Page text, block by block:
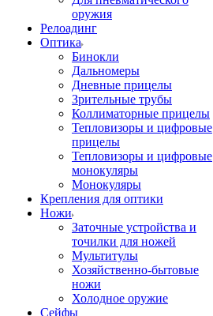
оружия
Релоадинг
Оптика
Бинокли
Дальномеры
Дневные прицелы
Зрительные трубы
Коллиматорные прицелы
Тепловизоры и цифровые
прицелы
Тепловизоры и цифровые
монокуляры
Монокуляры
Крепления для оптики
Ножи
Заточные устройства и
точилки для ножей
Мультитулы
Хозяйственно-бытовые
ножи
Холодное оружие
Сейфы